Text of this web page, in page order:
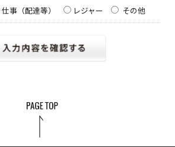
仕事（配達等） レジャー その他